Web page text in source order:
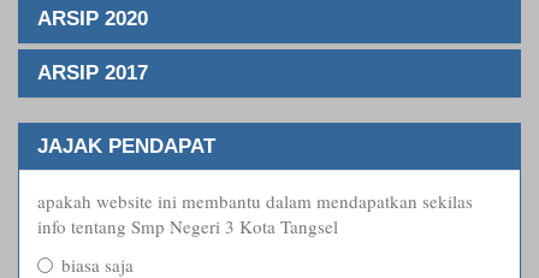
ARSIP 2020
ARSIP 2017
JAJAK PENDAPAT
apakah website ini membantu dalam mendapatkan sekilas
info tentang Smp Negeri 3 Kota Tangsel
biasa saja